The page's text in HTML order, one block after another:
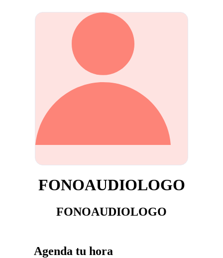
FONOAUDIOLOGO
FONOAUDIOLOGO
Agenda tu hora